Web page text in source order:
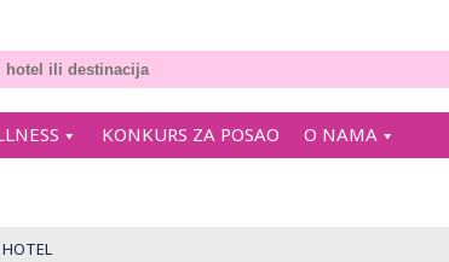
KONKURS ZA POSAO O NAMA